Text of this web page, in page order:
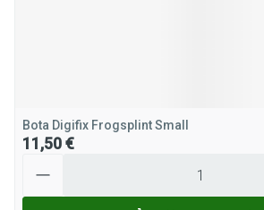
Bota Digifix Frogsplint Small
11,50 €